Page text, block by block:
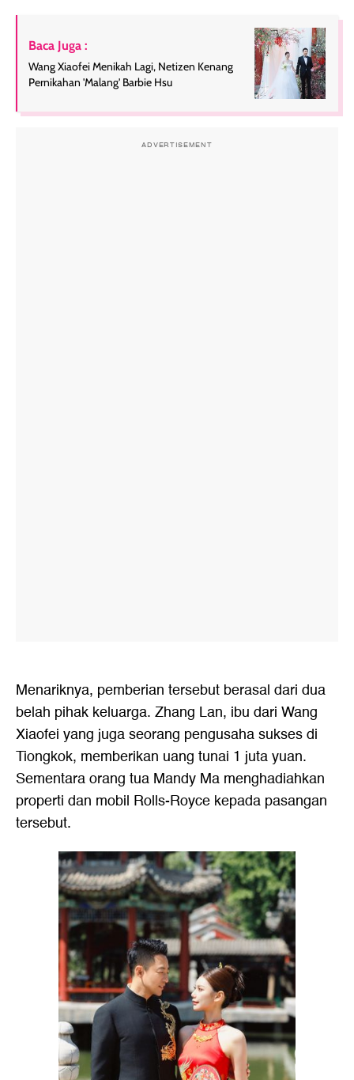
Baca Juga :
Wang Xiaofei Menikah Lagi, Netizen Kenang
Pernikahan 'Malang' Barbie Hsu
ADVERTISEMENT
Menariknya, pemberian tersebut berasal dari dua
belah pihak keluarga. Zhang Lan, ibu dari Wang
Xiaofei yang juga seorang pengusaha sukses di
Tiongkok, memberikan uang tunai 1 juta yuan.
Sementara orang tua Mandy Ma menghadiahkan
properti dan mobil Rolls-Royce kepada pasangan
tersebut.